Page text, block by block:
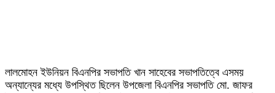
লালমোহন ইউনিয়ন বিএনপির সভাপতি খান সাহেবের সভাপতিত্বে এসময়
অন্যান্যের মধ্যে উপস্থিত ছিলেন উপজেলা বিএনপির সভাপতি মো. জাফর